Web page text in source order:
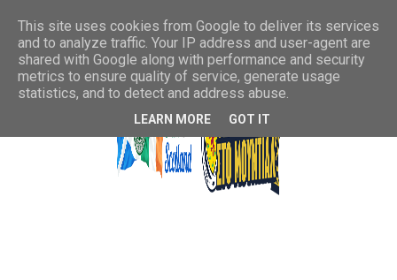
This site uses cookies from Google to deliver its services
and to analyze traffic. Your IP address and user-agent are
shared with Google along with performance and security
metrics to ensure quality of service, generate usage
statistics, and to detect and address abuse.
LEARN MORE GOT IT